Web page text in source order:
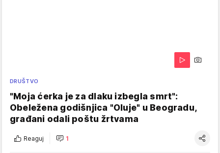
DRUŠTVO
"Moja ćerka je za dlaku izbegla smrt":
Obeležena godišnjica "Oluje" u Beogradu,
građani odali poštu žrtvama
Reaguj 1